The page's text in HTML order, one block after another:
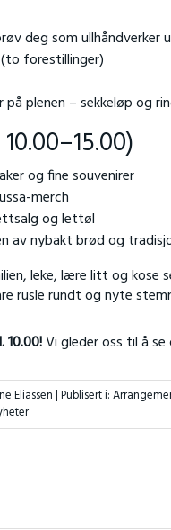
deg som ullhåndverker
forestillinger)
på plenen – sekkeløp og
og fine souvenirer
merch
og lettøl
av nybakt brød og
leke, lære litt og kose
rusle rundt og nyte
10.00!Vi gleder oss til å se
Eliassen |Publisert i: